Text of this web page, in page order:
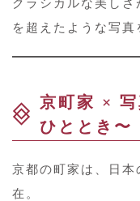
を超えたような写真
京町家 ×
ひととき〜
京都の町家は、日
在。